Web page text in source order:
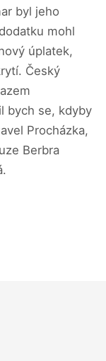
byl jeho
mohl
úplatek,
Český
bych se, kdyby
Procházka,
Berbra